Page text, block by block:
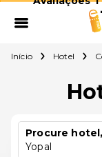
Início Hotel
Procure
Yopal